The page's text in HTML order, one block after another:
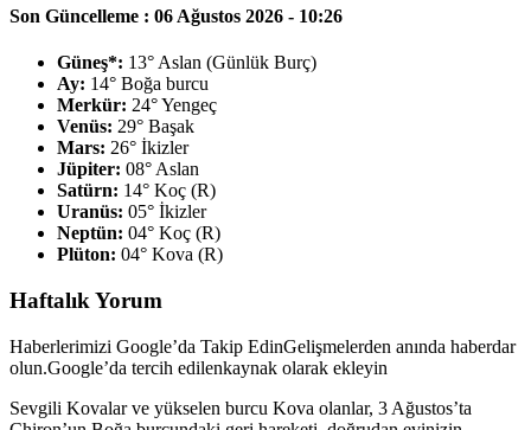
Son Güncelleme : 06 Ağustos 2026 - 10:26
Güneş*: 13° Aslan (Günlük Burç)
Ay: 14° Boğa burcu
Merkür: 24° Yengeç
Venüs: 29° Başak
Mars: 26° İkizler
Jüpiter: 08° Aslan
Satürn: 14° Koç (R)
Uranüs: 05° İkizler
Neptün: 04° Koç (R)
Plüton: 04° Kova (R)
Haftalık Yorum
Haberlerimizi Google’da Takip EdinGelişmelerden anında haberdar
olun.Google’da tercih edilenkaynak olarak ekleyin
Sevgili Kovalar ve yükselen burcu Kova olanlar, 3 Ağustos’ta